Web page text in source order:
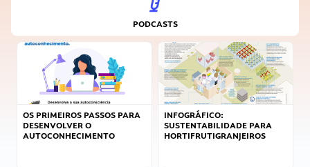
PODCASTS
OS PRIMEIROS PASSOS PARA
DESENVOLVER O
AUTOCONHECIMENTO
INFOGRÁFICO:
SUSTENTABILIDADE PARA
HORTIFRUTIGRANJEIROS